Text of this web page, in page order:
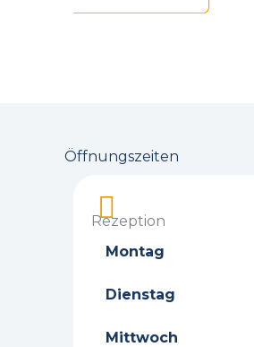
Öffnungszeiten
Rezeption
Montag
Dienstag
Mittwoch